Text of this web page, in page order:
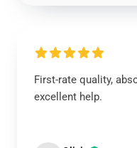
First-rate quality,
excellent help.